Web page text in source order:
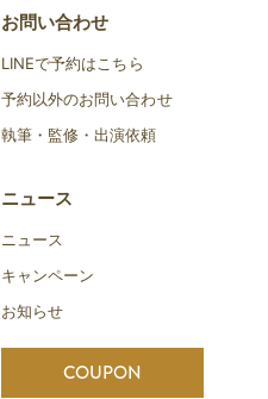
お問い合わせ
LINEで予約はこちら
予約以外のお問い合わせ
執筆・監修・出演依頼
ニュース
ニュース
キャンペーン
お知らせ
COUPON